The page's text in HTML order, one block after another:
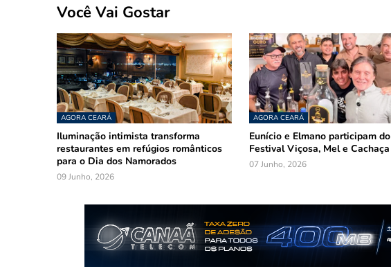
Você Vai Gostar
AGORA CEARÁ
Iluminação intimista transforma
restaurantes em refúgios românticos
para o Dia dos Namorados
09 Junho, 2026
AGORA CEARÁ
Eunício e Elmano participam do
Festival Viçosa, Mel e Cachaça
07 Junho, 2026